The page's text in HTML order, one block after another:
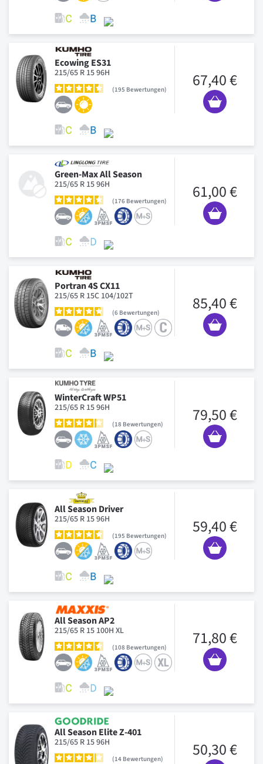
Ecowing ES31
215/65 R 15 96H
195 Bewertungen 67,40 €
Green-Max All Season
215/65 R 15 96H
176 Bewertungen 61,00 €
Portran 4S CX11
215/65 R 15C 104/102T
6 Bewertungen 85,40 €
WinterCraft WP51
215/65 R 15 96H
18 Bewertungen 79,50 €
All Season Driver
215/65 R 15 96H
195 Bewertungen 59,40 €
All Season AP2
215/65 R 15 100H XL
108 Bewertungen 71,80 €
All Season Elite Z-401
215/65 R 15 96H
14 Bewertungen 50,30 €